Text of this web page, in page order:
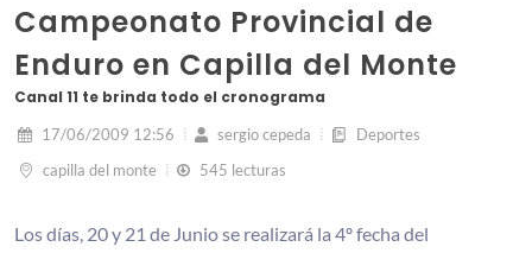
Campeonato Provincial de
Enduro en Capilla del Monte
Canal 11 te brinda todo el cronograma
17/06/2009 12:56 sergio cepeda
Deportes
capilla del monte
545 lecturas
Los días, 20 y 21 de Junio se realizará la 4º fecha del